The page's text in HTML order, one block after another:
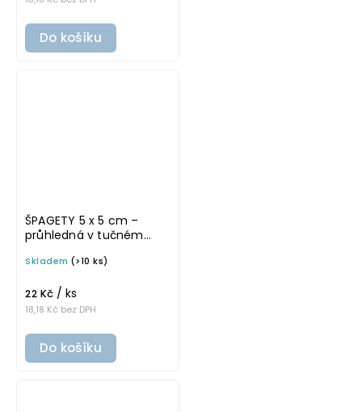
Do košíku
ŠPAGETY 5 x 5 cm –
průhledná v tučném
samolepka na
Skladem (>10 ks)
18,18 Kč bez DPH
22 Kč / ks
Do košíku